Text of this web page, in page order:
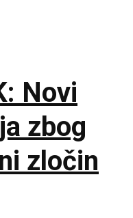
Novi
zbog
zločin